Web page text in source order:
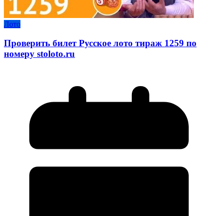
Лото
Проверить билет Русское лото тираж 1259 по
номеру stoloto.ru